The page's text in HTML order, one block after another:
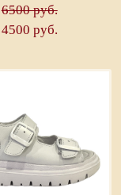
6500 руб.
4500 руб.